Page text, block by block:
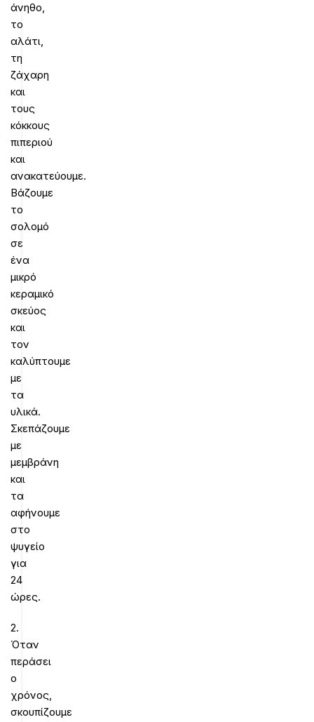
άνηθο,
το
αλάτι,
τη
ζάχαρη
και
τους
κόκκους
πιπεριού
και
ανακατεύουμε.
Βάζουμε
το
σολομό
σε
ένα
μικρό
κεραμικό
σκεύος
και
τον
καλύπτουμε
με
τα
υλικά.
Σκεπάζουμε
με
μεμβράνη
και
τα
αφήνουμε
στο
ψυγείο
για
24
ώρες.
2.
Όταν
περάσει
ο
χρόνος,
σκουπίζουμε